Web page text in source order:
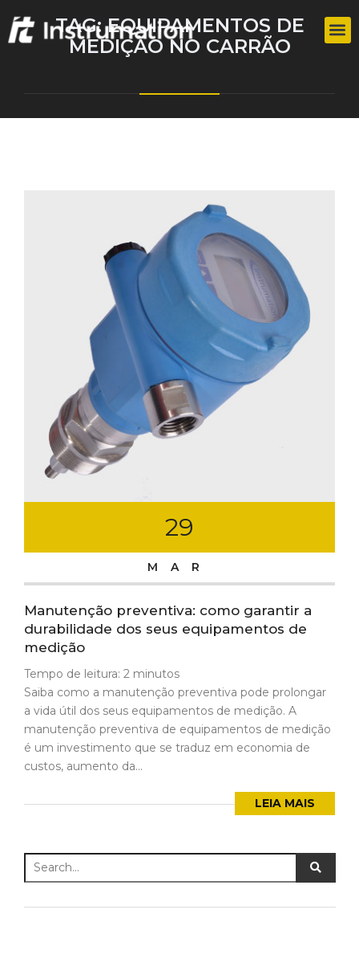
TAG:EQUIPAMENTOS DE
MEDIÇÃO NO CARRÃO
29
MAR
Manutenção preventiva: como garantir a
durabilidade dos seus equipamentos de
medição
Tempo de leitura: 2 minutos
Saiba como a manutenção preventiva pode prolongar
a vida útil dos seus equipamentos de medição. A
manutenção preventiva de equipamentos de medição
é um investimento que se traduz em economia de
custos, aumento da...
LEIA MAIS